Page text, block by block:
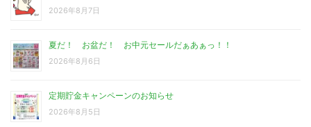
2026年8月7日
夏だ！ お盆だ！ お中元セールだぁあぁっ！！
2026年8月6日
定期貯金キャンペーンのお知らせ
2026年8月5日